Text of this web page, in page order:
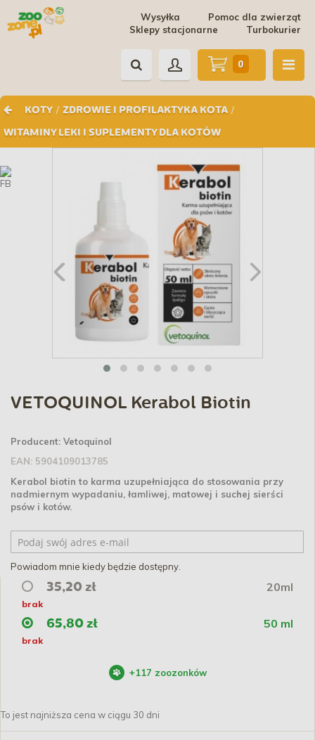
Pomoc dla zwierząt
Wysyłka
Turbokurier
Sklepy stacjonarne
KOTY / ZDROWIE I PROFILAKTYKA KOTA /
WITAMINY LEKI I SUPLEMENTY DLA KOTÓW
0
VETOQUINOL Kerabol Biotin
Producent: Vetoquinol
EAN: 5904109013785
Kerabol biotin to karma uzupełniająca do stosowania przy
nadmiernym wypadaniu, łamliwej, matowej i suchej sierści
psów i kotów.
Powiadom mnie kiedy będzie dostępny.
35,20 zł 20ml
brak
65,80 zł 50 ml
brak
+117 zoozonków
To jest najniższa cena w ciągu 30 dni